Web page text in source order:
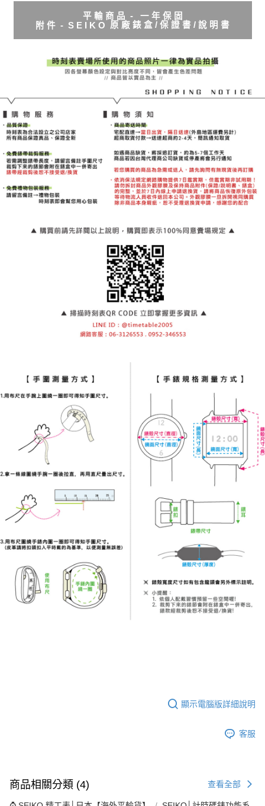
平 輸 商 品 - 一 年 保 固
附 件 - S E I K O 原 廠 錶 盒 / 保 證 書 / 說 明 書
顯示電腦版詳細說明
客服
商品相關分類 (4) 查看全部